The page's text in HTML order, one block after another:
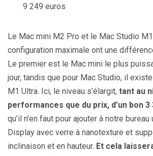
9 249 euros
Le Mac mini M2 Pro et le Mac Studio
configuration maximale ont une
Le premier est le Mac mini le plus
jour, tandis que pour Mac Studio, il
M1 Ultra. Ici, le niveau s’élargit, tant au
performances que du prix, d’un bon 3
qu’il n’en faut pour ajouter à notre
Display avec verre à nanotexture et
inclinaison et en hauteur. Et cela